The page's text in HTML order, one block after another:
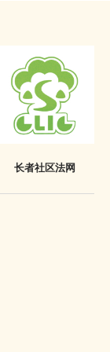
长者社区法网